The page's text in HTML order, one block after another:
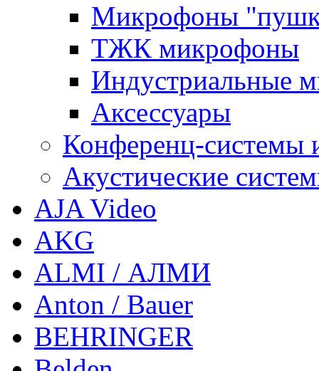
Микрофоны
ТЖК микрофоны
Индустриальные
Аксессуары
Конференц-системы
Акустические
AJA Video
AKG
ALMI / АЛМИ
Anton / Bauer
BEHRINGER